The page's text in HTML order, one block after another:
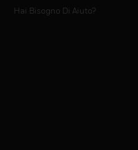
Hai Bisogno Di Aiuto?